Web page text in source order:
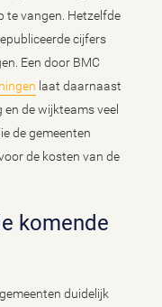
te vangen. Hetzelfde
cijfers
Een door BMC
laat daarnaast
de wijkteams veel
de gemeenten
de kosten van de
duidelijk